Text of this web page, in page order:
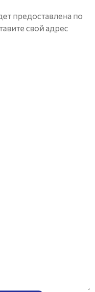
предоставлена ​​по
свой адрес